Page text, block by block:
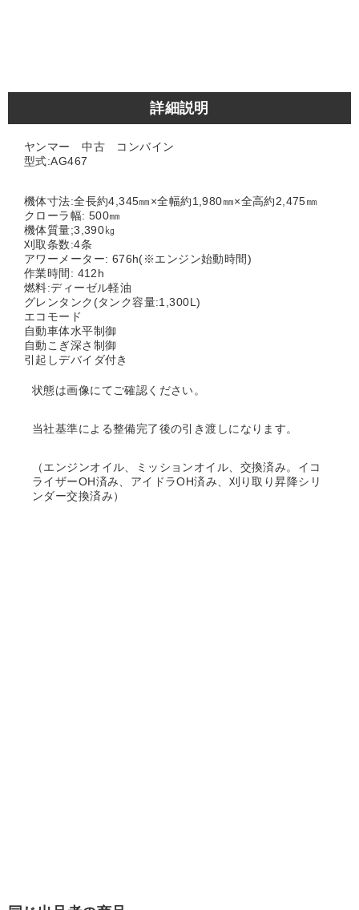
詳細説明
ヤンマー 中古 コンバイン
型式:AG467
機体寸法:全長約4,345㎜×全幅約1,980㎜×全高約2,475㎜
クローラ幅: 500㎜
機体質量;3,390㎏
刈取条数:4条
アワーメーター: 676h(※エンジン始動時間)
作業時間: 412h
燃料:ディーゼル軽油
グレンタンク(タンク容量:1,300L)
エコモード
自動車体水平制御
自動こぎ深さ制御
引起しデバイダ付き
状態は画像にてご確認ください。
当社基準による整備完了後の引き渡しになります。
（エンジンオイル、ミッションオイル、交換済み。イコ
ライザーOH済み、アイドラOH済み、刈り取り昇降シリ
ンダー交換済み）